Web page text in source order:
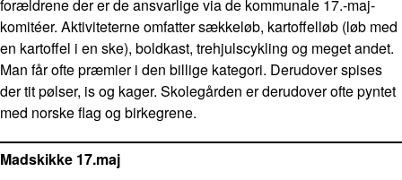
forældrene der er de ansvarlige via de kommunale 17.-maj-
komitéer. Aktiviteterne omfatter sækkeløb, kartoffelløb (løb med
en kartoffel i en ske), boldkast, trehjulscykling og meget andet.
Man får ofte præmier i den billige kategori. Derudover spises
der tit pølser, is og kager. Skolegården er derudover ofte pyntet
med norske flag og birkegrene.
Madskikke 17.maj